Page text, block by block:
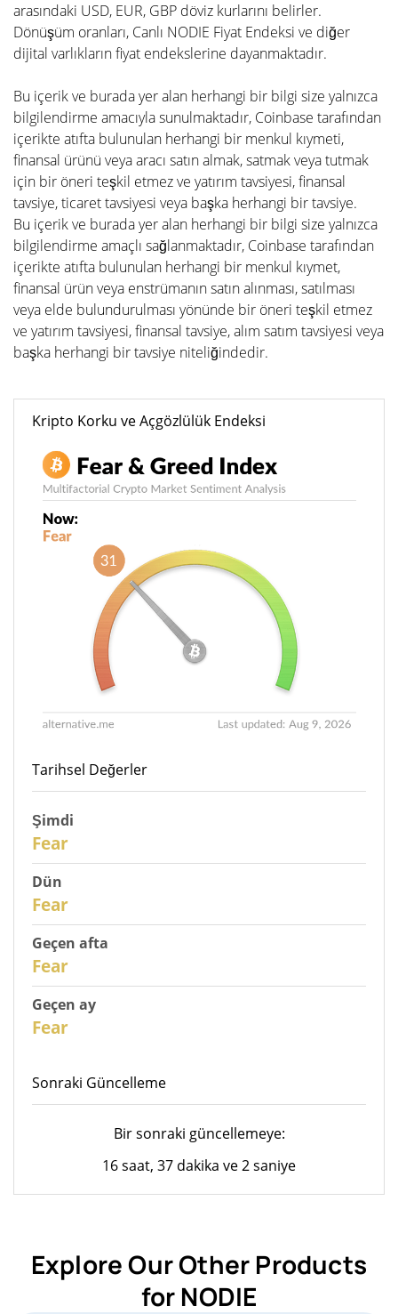
arasındaki USD, EUR, GBP döviz kurlarını belirler.
Dönüşüm oranları, Canlı NODIE Fiyat Endeksi ve diğer
dijital varlıkların fiyat endekslerine dayanmaktadır.
Bu içerik ve burada yer alan herhangi bir bilgi size yalnızca
bilgilendirme amacıyla sunulmaktadır, Coinbase tarafından
içerikte atıfta bulunulan herhangi bir menkul kıymeti,
finansal ürünü veya aracı satın almak, satmak veya tutmak
için bir öneri teşkil etmez ve yatırım tavsiyesi, finansal
tavsiye, ticaret tavsiyesi veya başka herhangi bir tavsiye.
Bu içerik ve burada yer alan herhangi bir bilgi size yalnızca
bilgilendirme amaçlı sağlanmaktadır, Coinbase tarafından
içerikte atıfta bulunulan herhangi bir menkul kıymet,
finansal ürün veya enstrümanın satın alınması, satılması
veya elde bulundurulması yönünde bir öneri teşkil etmez
ve yatırım tavsiyesi, finansal tavsiye, alım satım tavsiyesi veya
başka herhangi bir tavsiye niteliğindedir.
Kripto Korku ve Açgözlülük Endeksi
Tarihsel Değerler
Şimdi
Fear
Dün
Fear
Geçen afta
Fear
Geçen ay
Fear
Sonraki Güncelleme
Bir sonraki güncellemeye:
16 saat, 37 dakika ve 2 saniye
Explore Our Other Products
for NODIE